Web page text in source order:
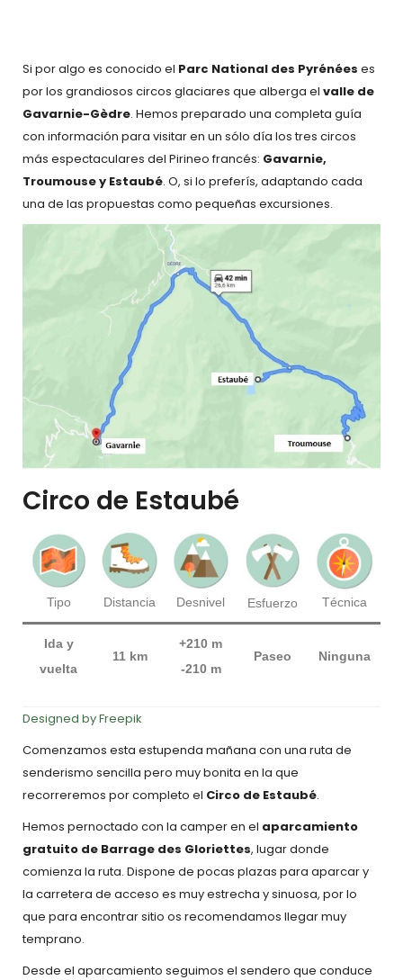
Si por algo es conocido el Parc National des Pyrénées es
por los grandiosos circos glaciares que alberga el valle de
Gavarnie-Gèdre. Hemos preparado una completa guía
con información para visitar en un sólo día los tres circos
más espectaculares del Pirineo francés: Gavarnie,
Troumouse y Estaubé. O, si lo preferís, adaptando cada
una de las propuestas como pequeñas excursiones.
Circo de Estaubé
Tipo Distancia Desnivel Esfuerzo Técnica
Ida y
vuelta
11 km
+210 m
-210 m
Paseo Ninguna
Designed by Freepik
Comenzamos esta estupenda mañana con una ruta de
senderismo sencilla pero muy bonita en la que
recorreremos por completo el Circo de Estaubé.
Hemos pernoctado con la camper en el aparcamiento
gratuito de Barrage des Gloriettes, lugar donde
comienza la ruta. Dispone de pocas plazas para aparcar y
la carretera de acceso es muy estrecha y sinuosa, por lo
que para encontrar sitio os recomendamos llegar muy
temprano.
Desde el aparcamiento seguimos el sendero que conduce